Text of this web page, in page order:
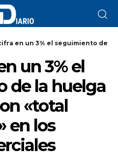
en un 3% el seguimiento de
un 3% el
de la huelga
«total
en los